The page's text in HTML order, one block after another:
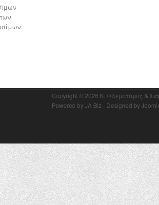
Copyright © 2026 Κ. Φλεμοτόμος &
Powered byJA Biz - Designed by